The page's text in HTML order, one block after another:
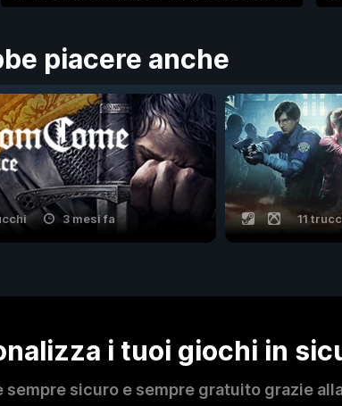
piacere anche
3 mesi fa 11
i tuoi giochi in
sempre sicuro e sempre gratuito grazie